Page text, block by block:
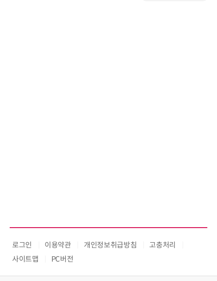
로그인 이용약관 개인정보취급방침
고충처리
사이트맵
PC버전